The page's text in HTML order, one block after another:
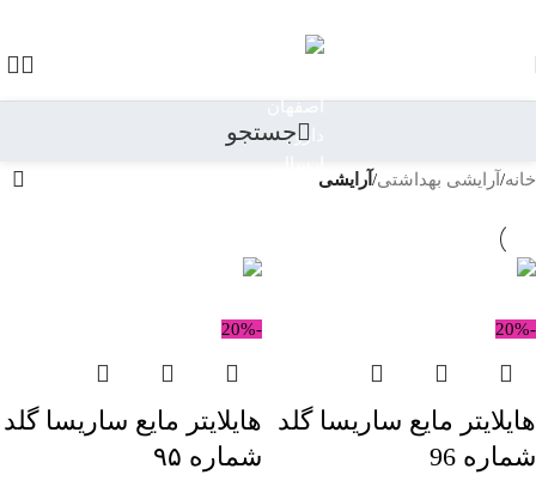
جستجو
خانه/ آرایشی بهداشتی/ آرایشی
-20%
هایلایتر مایع ساریسا گلد
شماره 96
-20%
هایلایتر مایع ساریسا گلد
شماره ۹۵